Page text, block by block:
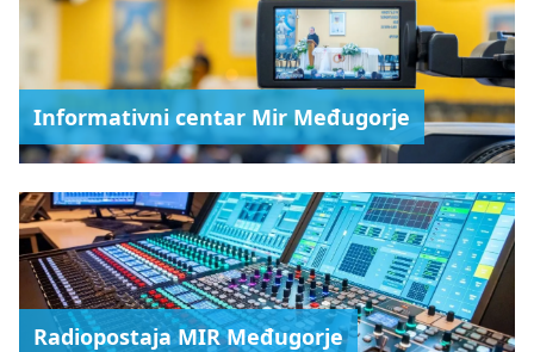
Informativni centar Mir Međugorje
Radiopostaja MIR Međugorje